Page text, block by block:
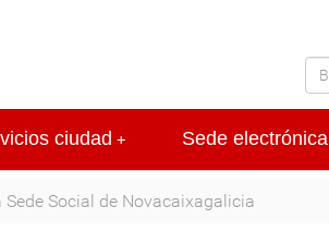
+
ciudad Sede electrónica
Sede Social de Novacaixagalicia